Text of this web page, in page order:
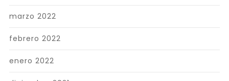
marzo 2022
febrero 2022
enero 2022